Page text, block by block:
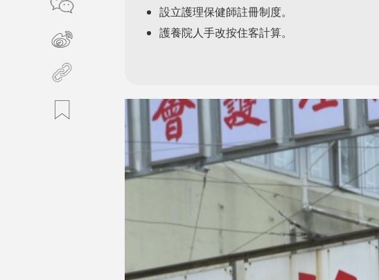
設立護理保健師註冊制度。
護養院人手改按住客計算。